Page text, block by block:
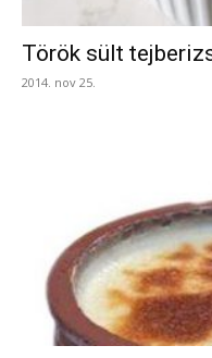
Török sült
2014. nov 25.